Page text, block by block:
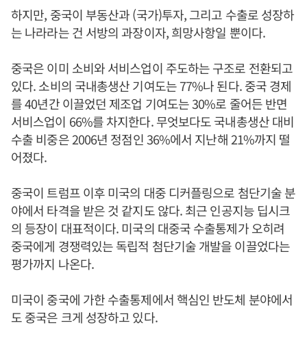
하지만, 중국이 부동산과 (국가)투자, 그리고 수출로 성장하
는 나라라는 건 서방의 과장이자, 희망사항일 뿐이다.
중국은 이미 소비와 서비스업이 주도하는 구조로 전환되고
있다. 소비의 국내총생산 기여도는 77%나 된다. 중국 경제
를 40년간 이끌었던 제조업 기여도는 30%로 줄어든 반면
서비스업이 66%를 차지한다. 무엇보다도 국내총생산 대비
수출 비중은 2006년 정점인 36%에서 지난해 21%까지 떨
어졌다.
중국이 트럼프 이후 미국의 대중 디커플링으로 첨단기술 분
야에서 타격을 받은 것 같지도 않다. 최근 인공지능 딥시크
의 등장이 대표적이다. 미국의 대중국 수출통제가 오히려
중국에게 경쟁력있는 독립적 첨단기술 개발을 이끌었다는
평가까지 나온다.
미국이 중국에 가한 수출통제에서 핵심인 반도체 분야에서
도 중국은 크게 성장하고 있다.